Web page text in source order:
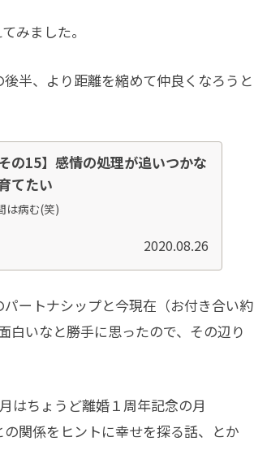
みました。
半、より距離を縮めて仲良くなろうと
の15】感情の処理が追いつかな
てたい
は病む(笑)
2020.08.26
ートナシップと今現在（お付き合い約
白いなと勝手に思ったので、その辺り
はちょうど離婚１周年記念の月
関係をヒントに幸せを探る話、とか